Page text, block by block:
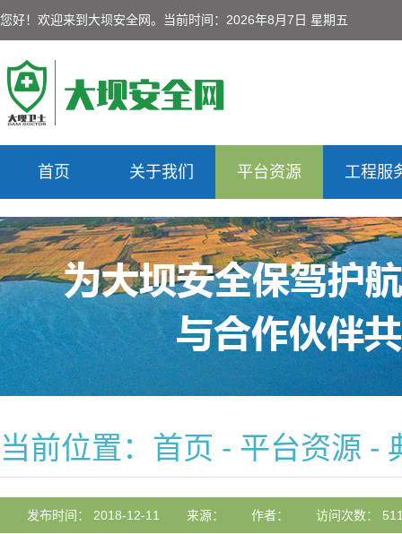
您好！欢迎来到大坝安全网。 当前时间：2026年8月7日 星期五
首页 关于我们 平台资源 工程服
当前位置： 首页 - 平台资源 -
发布时间： 2018-12-11 来源： 作者： 访问次数：